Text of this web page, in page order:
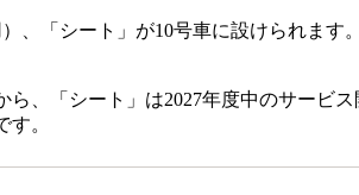
、「シート」が10号車に設けられま
ら、「シート」は2027年度中のサー
。